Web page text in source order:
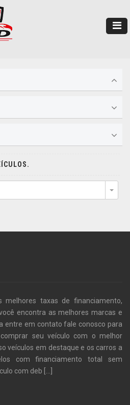
melhores taxas de financiamento,
encontra as melhores marcas e
entre em contato fale conosco para
seu veículo com o melhor
veículos em destaque e os carros a
com financiamento total sem
com deb